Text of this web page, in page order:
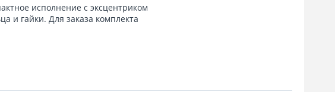
исполнение с эксцентриком
и гайки. Для заказа комплекта